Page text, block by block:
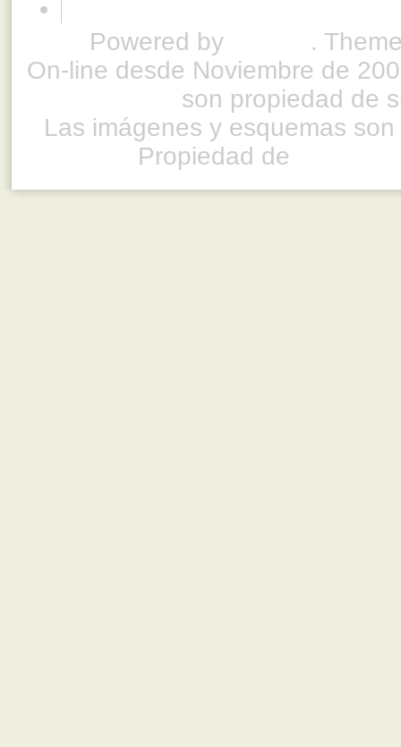
Powered by
.
On-line desde Noviembre de
son propiedad de
Las imágenes y esquemas
Propiedad de